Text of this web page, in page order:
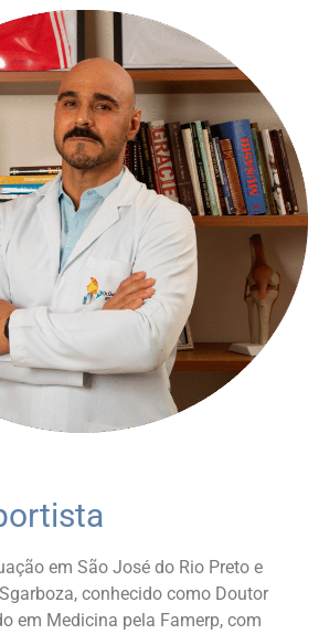
em São José do Rio Preto e
conhecido como Doutor
em Medicina pela Famerp, com